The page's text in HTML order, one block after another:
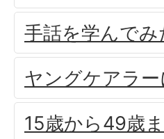
手話を学んで
ヤングケアラ
15歳から49歳